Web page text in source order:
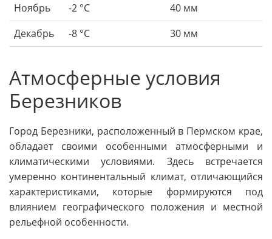
Ноябрь
-2 °C
40 мм
Декабрь
-8 °C 30 мм
Атмосферные условия
Березников
Город Березники, расположенный в Пермском крае,
обладает своими особенными атмосферными и
климатическими условиями. Здесь встречается
умеренно континентальный климат, отличающийся
характеристиками, которые формируются под
влиянием географического положения и местной
рельефной особенности.